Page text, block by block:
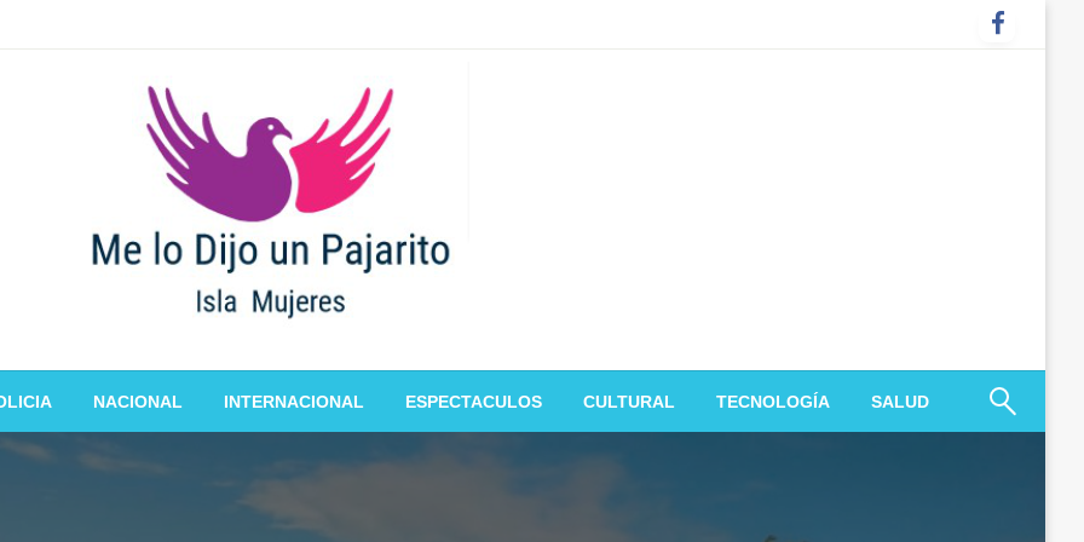
NACIONAL INTERNACIONAL ESPECTACULOS CULTURAL TECNOLOGÍA SALUD